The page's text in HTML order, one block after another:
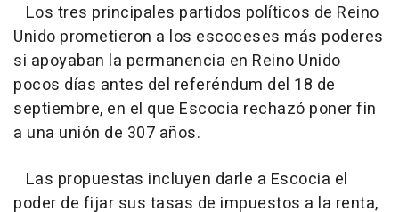
Los tres principales partidos políticos de Reino
Unido prometieron a los escoceses más poderes
si apoyaban la permanencia en Reino Unido
pocos días antes del referéndum del 18 de
septiembre, en el que Escocia rechazó poner fin
a una unión de 307 años.
Las propuestas incluyen darle a Escocia el
poder de fijar sus tasas de impuestos a la renta,